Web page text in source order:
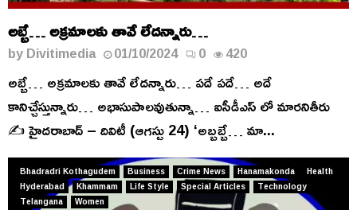
అబ్బే… అక్రమాలకు తావే లేదన్నారు…
byDivitimedia 01/10/2024 0 420
అబ్బే… అక్రమాలకు తావే లేదన్నారు… పదే పదే… అదే
కానిచ్చేస్తున్నారు… అభాసుపాలవుతున్నా… ఐసీడీఎస్ లో మారనితీరు
✍️ హైదరాబాద్ – దివిటీ (ఆగస్టు 24) ‘అబ్బబ్బే… మా...
Bhadradri Kothagudem Business Crime News Hanamakonda
Health
Hyderabad
Khammam Life Style Special Articles
Technology
Telangana
Women